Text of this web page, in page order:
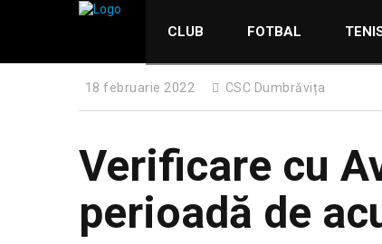
CLUB FOTBAL
18 februarie 2022 CSC Dumbrăvița
Verificare cu
perioadă de